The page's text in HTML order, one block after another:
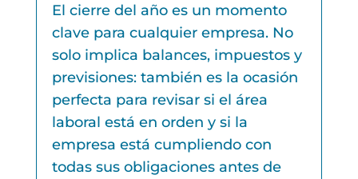
El cierre del año es un momento
clave para cualquier empresa. No
solo implica balances, impuestos y
previsiones: también es la ocasión
perfecta para revisar si el área
laboral está en orden y si la
empresa está cumpliendo con
todas sus obligaciones antes de